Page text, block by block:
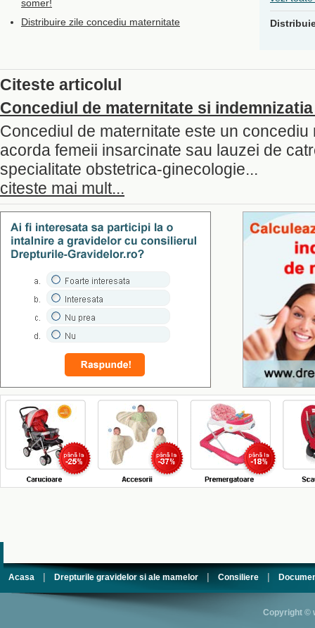
somer!
Distribuire zile concediu maternitate
Citeste articolul
Concediul de maternitate si
Concediul de maternitate este un concediu
acorda femeii insarcinate sau lauzei de
specialitate obstetrica-ginecologie...
citeste mai mult...
Acasa |Drepturile gravidelor si ale mamelor |Consiliere |
Copyright ©